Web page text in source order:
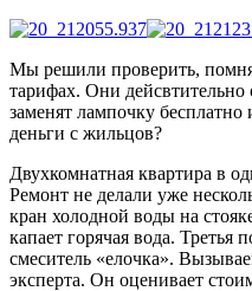
Мы решили проверить,
тарифах. Они
заменят лампочку бесплатно
деньги с жильцов?
Двухкомнатная квартира в
Ремонт не делали уже
кран холодной воды на
капает горячая вода. Третья
смеситель «елочка».
эксперта. Он оценивает